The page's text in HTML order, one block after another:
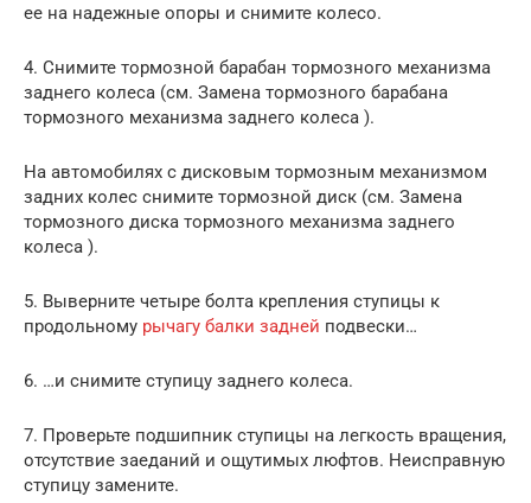
ее на надежные опоры и снимите колесо.
4. Снимите тормозной барабан тормозного механизма
заднего колеса (см. Замена тормозного барабана
тормозного механизма заднего колеса ).
На автомобилях с дисковым тормозным механизмом
задних колес снимите тормозной диск (см. Замена
тормозного диска тормозного механизма заднего
колеса ).
5. Выверните четыре болта крепления ступицы к
продольному рычагу балки задней подвески…
6. …и снимите ступицу заднего колеса.
7. Проверьте подшипник ступицы на легкость вращения,
отсутствие заеданий и ощутимых люфтов. Неисправную
ступицу замените.